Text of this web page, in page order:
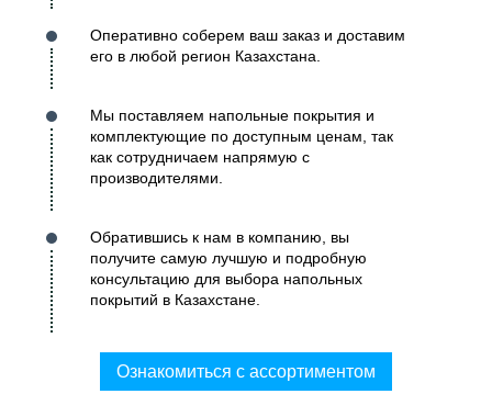
Оперативно соберем ваш заказ и доставим
его в любой регион Казахстана.
Мы поставляем напольные покрытия и
комплектующие по доступным ценам, так
как сотрудничаем напрямую с
производителями.
Обратившись к нам в компанию, вы
получите самую лучшую и подробную
консультацию для выбора напольных
покрытий в Казахстане.
Ознакомиться с ассортиментом